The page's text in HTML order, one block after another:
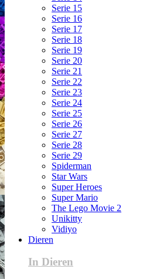
Serie 15
Serie 16
Serie 17
Serie 18
Serie 19
Serie 20
Serie 21
Serie 22
Serie 23
Serie 24
Serie 25
Serie 26
Serie 27
Serie 28
Serie 29
Spiderman
Star Wars
Super Heroes
Super Mario
The Lego Movie 2
Unikitty
Vidiyo
Dieren
In Dieren